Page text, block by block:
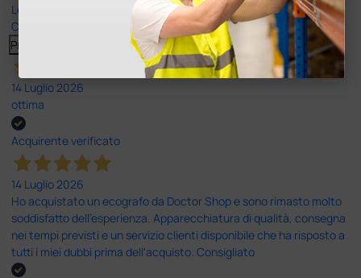
Le nostre recensioni a 4 e 5 stelle.
Clicca qui per leggerle tutte >
Precedente
Successivo
14 Luglio 2026
ottima
Acquirente verificato
14 Luglio 2026
Ho acquistato un ecografo da Doctor Shop e sono rimasto molto
soddisfatto dell'esperienza. Apparecchiatura di qualità, consegna
nei tempi previsti e un servizio clienti disponibile che ha risposto a
tutti i miei dubbi prima dell'acquisto. Consigliato